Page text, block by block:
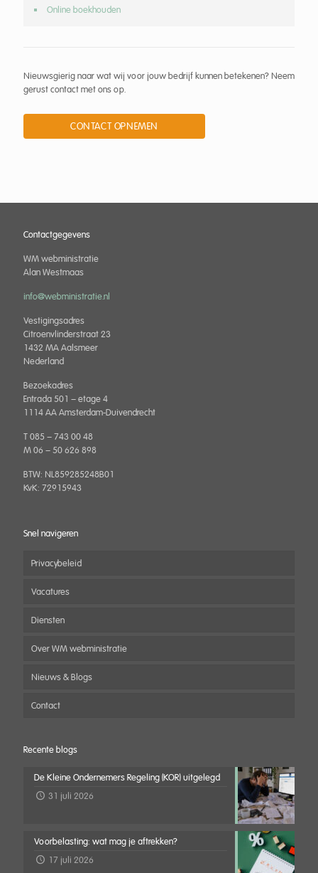
Online boekhouden
Nieuwsgierig naar wat wij voor jouw bedrijf kunnen betekenen? Neem
gerust contact met ons op.
CONTACT OPNEMEN
Contactgegevens
WM webministratie
Alan Westmaas
info@webministratie.nl
Vestigingsadres
Citroenvlinderstraat 23
1432 MA Aalsmeer
Nederland
Bezoekadres
Entrada 501 – etage 4
1114 AA Amsterdam-Duivendrecht
T 085 – 743 00 48
M 06 – 50 626 898
BTW: NL859285248B01
KvK: 72915943
Snel navigeren
Privacybeleid
Vacatures
Diensten
Over WM webministratie
Nieuws & Blogs
Contact
Recente blogs
De Kleine Ondernemers Regeling (KOR) uitgelegd
31 juli 2026
Voorbelasting: wat mag je aftrekken?
17 juli 2026